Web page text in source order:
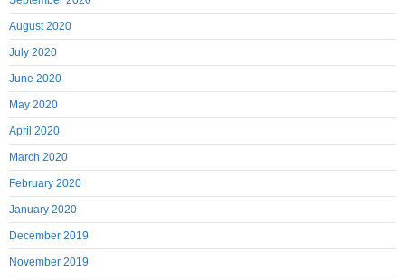
August 2020
July 2020
June 2020
May 2020
April 2020
March 2020
February 2020
January 2020
December 2019
November 2019